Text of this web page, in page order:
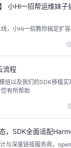
小Hi一招帮运维妹
，小Hi一招教你搞定扩容
流程
组以及我们的SDK移植
有所帮助
，SDK全面适配
与深度链接服务商，